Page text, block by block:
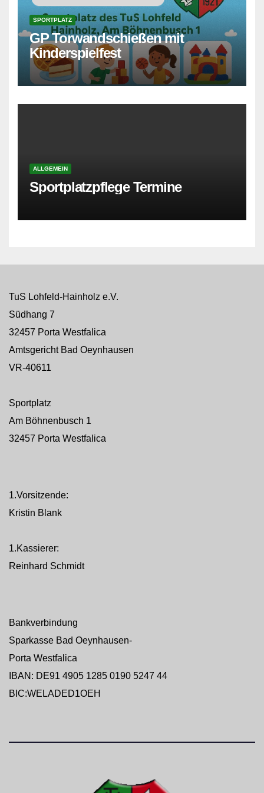
SPORTPLATZ
GP Torwandschießen mit
Kinderspielfest
ALLGEMEIN
Sportplatzpflege Termine
TuS Lohfeld-Hainholz e.V.
Südhang 7
32457 Porta Westfalica
Amtsgericht Bad Oeynhausen
VR-40611
Sportplatz
Am Böhnenbusch 1
32457 Porta Westfalica
1.Vorsitzende:
Kristin Blank
1.Kassierer:
Reinhard Schmidt
Bankverbindung
Sparkasse Bad Oeynhausen-
Porta Westfalica
IBAN: DE91 4905 1285 0190 5247 44
BIC:WELADED1OEH